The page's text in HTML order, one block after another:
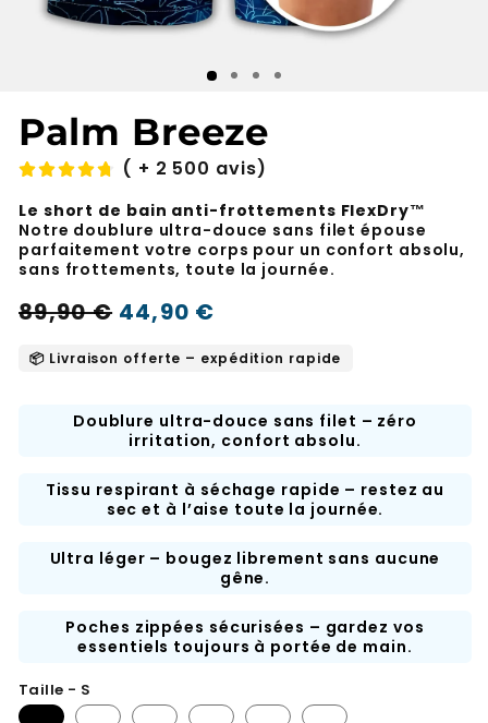
Palm Breeze
( + 2 500 avis)
Le short de bain anti-frottements FlexDry™
Notre doublure ultra-douce sans filet épouse
parfaitement votre corps pour un confort absolu,
sans frottements, toute la journée.
Prix
normal
44,90 €
Prix
soldé
89,90 €
📦 Livraison offerte – expédition rapide
Doublure ultra-douce sans filet – zéro
irritation, confort absolu.
Tissu respirant à séchage rapide – restez au
sec et à l’aise toute la journée.
Ultra léger – bougez librement sans aucune
gêne.
Poches zippées sécurisées – gardez vos
essentiels toujours à portée de main.
Taille - S